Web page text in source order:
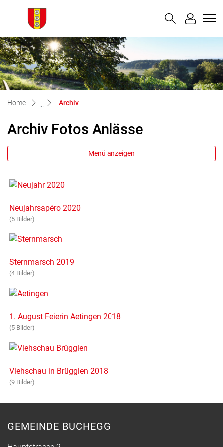
zur Startseite
Direkt zur Hauptnavigation
Direkt zum Inhalt
Direkt zur Suche
Direkt zum Stichwortverzeichnis
Home Archiv(ausgewählt)
Archiv Fotos Anlässe
Menü anzeigen
Neujahrsapéro 2020
(5 Bilder)
Sternmarsch 2019
(4 Bilder)
1. August Feierin Aetingen 2018
(5 Bilder)
Viehschau in Brügglen 2018
(9 Bilder)
GEMEINDE BUCHEGG